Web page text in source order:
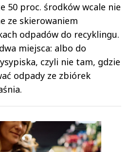
50 proc. środków wcale nie
ze skierowaniem
odpadów do recyklingu.
miejsca: albo do
czyli nie tam, gdzie
odpady ze zbiórek